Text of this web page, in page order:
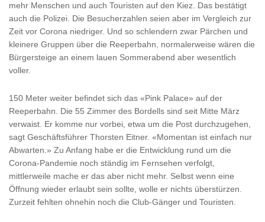
mehr Menschen und auch Touristen auf den Kiez. Das bestätigt
auch die Polizei. Die Besucherzahlen seien aber im Vergleich zur
Zeit vor Corona niedriger. Und so schlendern zwar Pärchen und
kleinere Gruppen über die Reeperbahn, normalerweise wären die
Bürgersteige an einem lauen Sommerabend aber wesentlich
voller.
150 Meter weiter befindet sich das «Pink Palace» auf der
Reeperbahn. Die 55 Zimmer des Bordells sind seit Mitte März
verwaist. Er komme nur vorbei, etwa um die Post durchzugehen,
sagt Geschäftsführer Thorsten Eitner. «Momentan ist einfach nur
Abwarten.» Zu Anfang habe er die Entwicklung rund um die
Corona-Pandemie noch ständig im Fernsehen verfolgt,
mittlerweile mache er das aber nicht mehr. Selbst wenn eine
Öffnung wieder erlaubt sein sollte, wolle er nichts überstürzen.
Zurzeit fehlten ohnehin noch die Club-Gänger und Touristen.